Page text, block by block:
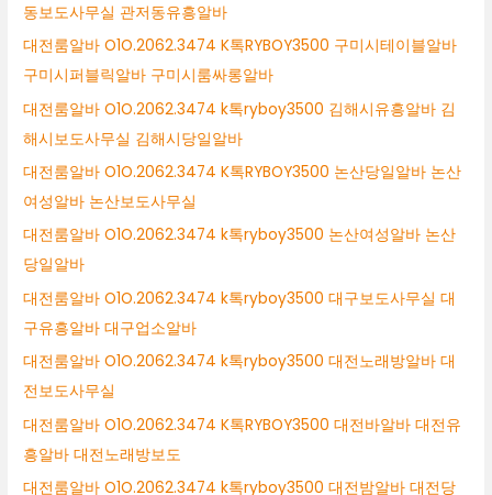
동보도사무실 관저동유흥알바
대전룸알바 O1O.2062.3474 K톡RYBOY3500 구미시테이블알바
구미시퍼블릭알바 구미시룸싸롱알바
대전룸알바 O1O.2062.3474 k톡ryboy3500 김해시유흥알바 김
해시보도사무실 김해시당일알바
대전룸알바 O1O.2062.3474 K톡RYBOY3500 논산당일알바 논산
여성알바 논산보도사무실
대전룸알바 O1O.2062.3474 k톡ryboy3500 논산여성알바 논산
당일알바
대전룸알바 O1O.2062.3474 k톡ryboy3500 대구보도사무실 대
구유흥알바 대구업소알바
대전룸알바 O1O.2062.3474 k톡ryboy3500 대전노래방알바 대
전보도사무실
대전룸알바 O1O.2062.3474 K톡RYBOY3500 대전바알바 대전유
흥알바 대전노래방보도
대전룸알바 O1O.2062.3474 k톡ryboy3500 대전밤알바 대전당